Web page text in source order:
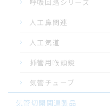
呼吸回路シリーズ
人工鼻関連
人工気道
挿管用喉頭鏡
気管チューブ
気管切開関連製品